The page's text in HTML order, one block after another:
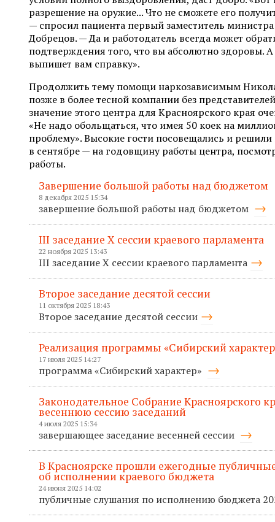
разрешение на оружие... Что не сможете его
— спросил пациента первый заместитель
Добрецов. — Да и работодатель всегда может
подтверждения того, что вы абсолютно здоровы.
выпишет вам справку».
Продолжить тему помощи наркозависимым
позже в более тесной компании без
значение этого центра для Красноярского края
«Не надо обольщаться, что имея 50 коек на
проблему». Высокие гости посовещались и
в сентябре — на годовщину работы центра,
работы.
Завершение большой работы над бюджетом
8 декабря 2025 15:34
завершение большой работы над бюджетом
III заседание X сессии краевого парламента
22 ноября 2025 13:43
III заседание X сессии краевого парламента
Второе заседание десятой сессии
11 октября 2025 18:43
Второе заседание десятой сессии
Реализация программы «Сибирский
17 июля 2025 14:27
программа «Сибирский характер»
Законодательное Собрание Красноярского
весеннюю сессию заседаний
4 июля 2025 15:34
завершающее заседание весенней сессии
В Красноярске прошли ежегодные
об исполнении краевого бюджета
24 июня 2025 14:02
публичные слушания по исполнению бюджета